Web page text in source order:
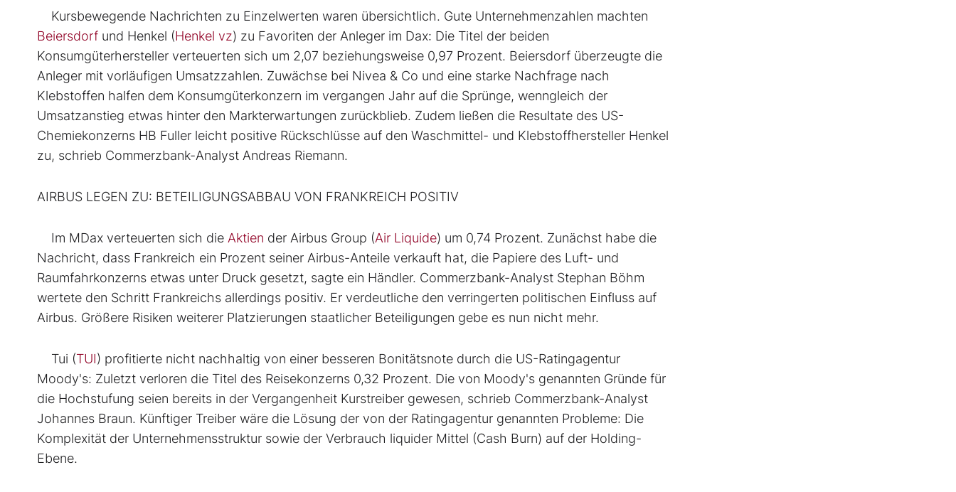
Kursbewegende Nachrichten zu Einzelwerten waren übersichtlich. Gute Unternehmenzahlen machten
Beiersdorf und Henkel (Henkel vz) zu Favoriten der Anleger im Dax: Die Titel der beiden
Konsumgüterhersteller verteuerten sich um 2,07 beziehungsweise 0,97 Prozent. Beiersdorf überzeugte die
Anleger mit vorläufigen Umsatzzahlen. Zuwächse bei Nivea & Co und eine starke Nachfrage nach
Klebstoffen halfen dem Konsumgüterkonzern im vergangen Jahr auf die Sprünge, wenngleich der
Umsatzanstieg etwas hinter den Markterwartungen zurückblieb. Zudem ließen die Resultate des US-
Chemiekonzerns HB Fuller leicht positive Rückschlüsse auf den Waschmittel- und Klebstoffhersteller Henkel
zu, schrieb Commerzbank-Analyst Andreas Riemann.
AIRBUS LEGEN ZU: BETEILIGUNGSABBAU VON FRANKREICH POSITIV
Im MDax verteuerten sich die Aktien der Airbus Group (Air Liquide) um 0,74 Prozent. Zunächst habe die
Nachricht, dass Frankreich ein Prozent seiner Airbus-Anteile verkauft hat, die Papiere des Luft- und
Raumfahrkonzerns etwas unter Druck gesetzt, sagte ein Händler. Commerzbank-Analyst Stephan Böhm
wertete den Schritt Frankreichs allerdings positiv. Er verdeutliche den verringerten politischen Einfluss auf
Airbus. Größere Risiken weiterer Platzierungen staatlicher Beteiligungen gebe es nun nicht mehr.
Tui (TUI) profitierte nicht nachhaltig von einer besseren Bonitätsnote durch die US-Ratingagentur
Moody's: Zuletzt verloren die Titel des Reisekonzerns 0,32 Prozent. Die von Moody's genannten Gründe für
die Hochstufung seien bereits in der Vergangenheit Kurstreiber gewesen, schrieb Commerzbank-Analyst
Johannes Braun. Künftiger Treiber wäre die Lösung der von der Ratingagentur genannten Probleme: Die
Komplexität der Unternehmensstruktur sowie der Verbrauch liquider Mittel (Cash Burn) auf der Holding-
Ebene.